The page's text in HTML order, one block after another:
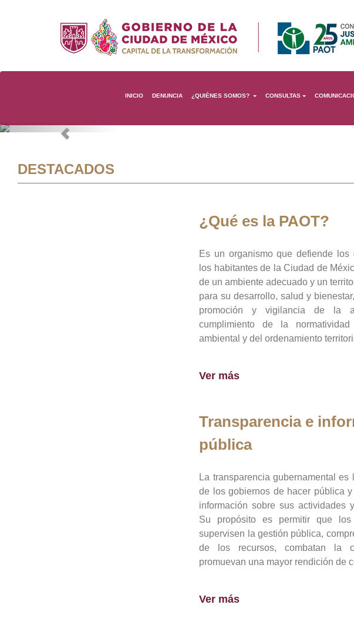
INICIO DENUNCIA ¿QUIÉNES SOMOS? CONSULTAS
Previous
DESTACADOS
¿Qué es la PAOT?
Es un organismo que defiende los
los habitantes de la Ciudad de
de un ambiente adecuado y un
para su desarrollo, salud y
promoción y vigilancia de la
cumplimiento de la
ambiental y del ordenamiento
Ver más
Transparencia e
pública
La transparencia gubernamental es
de los gobiernos de hacer pública
información sobre sus actividades
Su propósito es permitir que los
supervisen la gestión pública,
de los recursos, combatan la
promuevan una mayor rendición de
Ver más